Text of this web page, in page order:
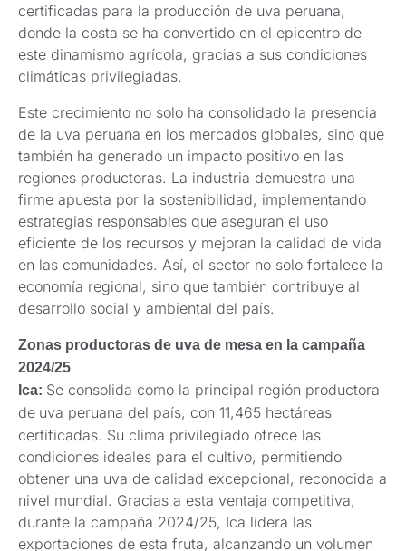
certificadas para la producción de uva peruana,
donde la costa se ha convertido en el epicentro de
este dinamismo agrícola, gracias a sus condiciones
climáticas privilegiadas.
Este crecimiento no solo ha consolidado la presencia
de la uva peruana en los mercados globales, sino que
también ha generado un impacto positivo en las
regiones productoras. La industria demuestra una
firme apuesta por la sostenibilidad, implementando
estrategias responsables que aseguran el uso
eficiente de los recursos y mejoran la calidad de vida
en las comunidades. Así, el sector no solo fortalece la
economía regional, sino que también contribuye al
desarrollo social y ambiental del país.
Zonas productoras de uva de mesa en la campaña
2024/25
Ica: Se consolida como la principal región productora
de uva peruana del país, con 11,465 hectáreas
certificadas. Su clima privilegiado ofrece las
condiciones ideales para el cultivo, permitiendo
obtener una uva de calidad excepcional, reconocida a
nivel mundial. Gracias a esta ventaja competitiva,
durante la campaña 2024/25, Ica lidera las
exportaciones de esta fruta, alcanzando un volumen